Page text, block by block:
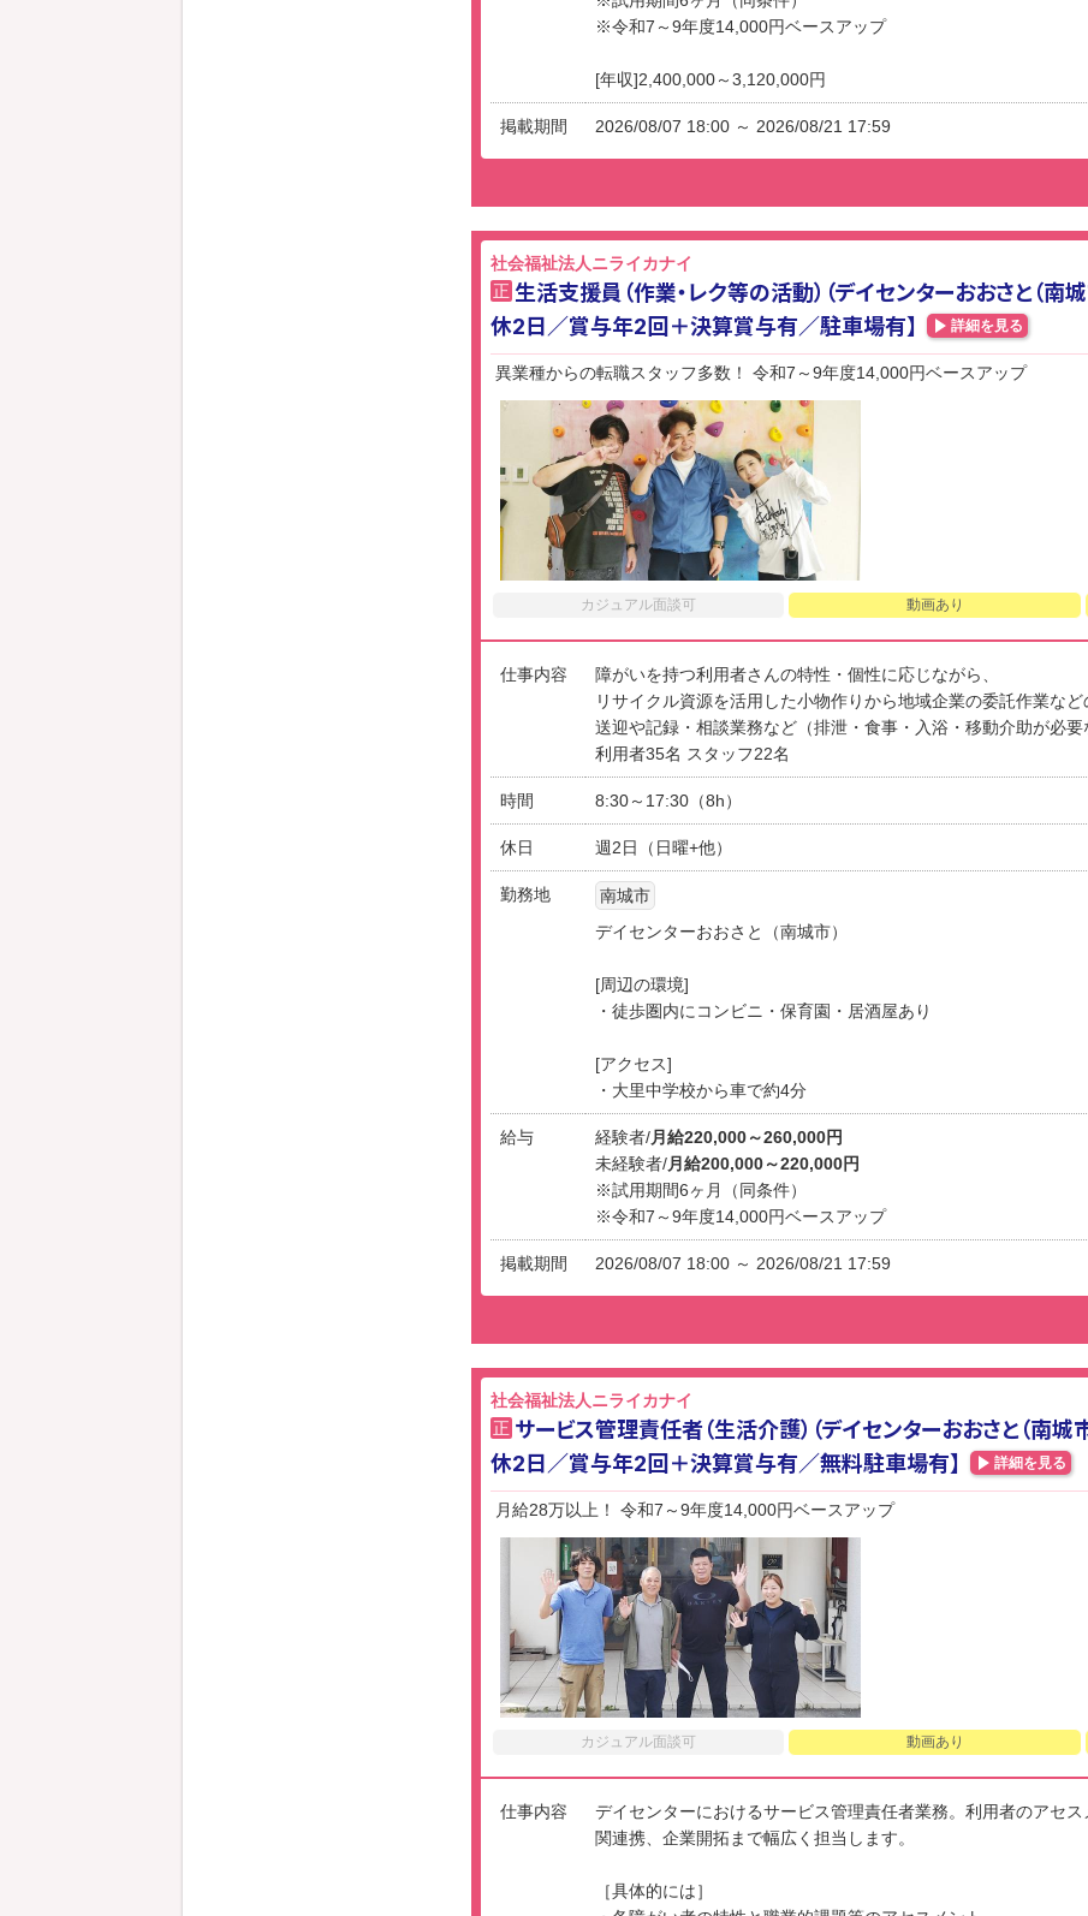
※令和7～9年度14,000円ベースアップ
[年収]2,400,000～3,120,000円
掲載期間 2026/08/07 18:00 ～ 2026/08/21 17:59
社会福祉法人ニライカナイ
正 生活支援員（作業・レク等の活動）（デイセンターおおさと（南城
休2日／賞与年2回＋決算賞与有／駐車場有】
詳細を見る
異業種からの転職スタッフ多数！ 令和7～9年度14,000円ベースアップ
カジュアル面談可 動画あり
仕事内容
障がいを持つ利用者さんの特性・個性に応じながら、
リサイクル資源を活用した小物作りから地域企業の委託作業など
送迎や記録・相談業務など（排泄・食事・入浴・移動介助が必要
利用者35名 スタッフ22名
時間 8:30～17:30（8h）
休日 週2日（日曜+他）
勤務地
南城市
デイセンターおおさと（南城市）
[周辺の環境]
・徒歩圏内にコンビニ・保育園・居酒屋あり
[アクセス]
・大里中学校から車で約4分
給与 経験者/月給220,000～260,000円
未経験者/月給200,000～220,000円
※試用期間6ヶ月（同条件）
※令和7～9年度14,000円ベースアップ
掲載期間 2026/08/07 18:00 ～ 2026/08/21 17:59
社会福祉法人ニライカナイ
正 サービス管理責任者（生活介護）（デイセンターおおさと（南城市
休2日／賞与年2回＋決算賞与有／無料駐車場有】
詳細を見る
月給28万以上！ 令和7～9年度14,000円ベースアップ
カジュアル面談可 動画あり
仕事内容
デイセンターにおけるサービス管理責任者業務。利用者のアセ
関連携、企業開拓まで幅広く担当します。
［具体的には］